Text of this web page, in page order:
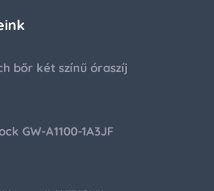
bőr két színű óraszíj
GW-A1100-1A3JF